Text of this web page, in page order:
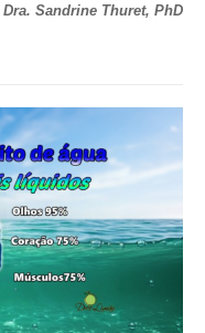
Dra. Sandrine Thuret, PhD